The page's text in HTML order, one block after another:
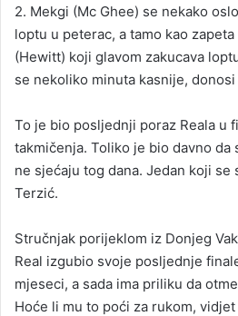
2. Mekgi (Mc Ghee) se nekako
loptu u peterac, a tamo kao
(Hewitt) koji glavom zakucava
se nekoliko minuta kasnije,
To je bio posljednji poraz Reala u
takmičenja. Toliko je bio davno da
ne sjećaju tog dana. Jedan koji se
Terzić.
Stručnjak porijeklom iz Donjeg
Real izgubio svoje posljednje
mjeseci, a sada ima priliku da
Hoće li mu to poći za rukom,